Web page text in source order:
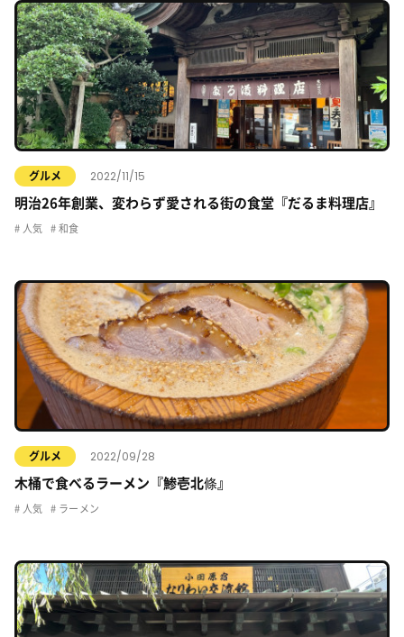
グルメ 2022/11/15
明治26年創業、変わらず愛される街の食堂『だるま料理店』
人気 和食
グルメ 2022/09/28
木桶で食べるラーメン『鯵壱北條』
人気 ラーメン